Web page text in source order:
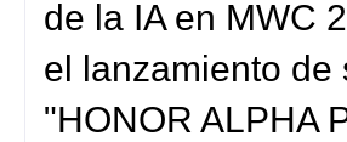
de la IA en MWC
el lanzamiento de
"HONOR ALPHA